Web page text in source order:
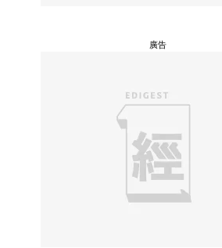
廣告